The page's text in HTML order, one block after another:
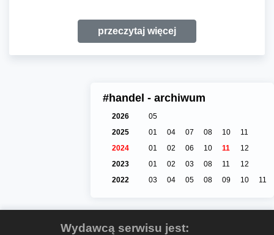
przeczytaj więcej
#handel - archiwum
2026
05
2025
01 04 07 08 10
11
2024
01 02 06 10 11
12
2023
01 02 03 08 11
12
2022
03 04 05 08 09 10 11
Wydawcą serwisu jest: